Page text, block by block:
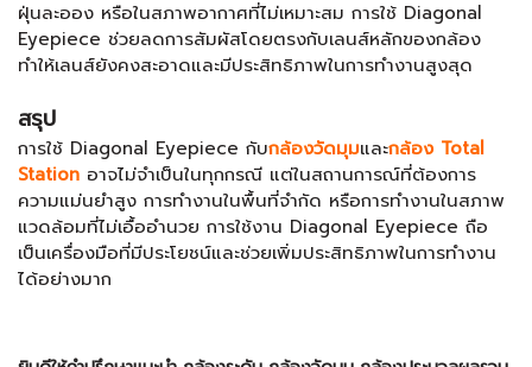
ฝุ่นละออง หรือในสภาพอากาศที่ไม่เหมาะสม การใช้ Diagonal
Eyepiece ช่วยลดการสัมผัสโดยตรงกับเลนส์หลักของกล้อง
ทำให้เลนส์ยังคงสะอาดและมีประสิทธิภาพในการทำงานสูงสุด
สรุป
การใช้ Diagonal Eyepiece กับกล้องวัดมุมและกล้อง Total
Station อาจไม่จำเป็นในทุกกรณี แต่ในสถานการณ์ที่ต้องการ
ความแม่นยำสูง การทำงานในพื้นที่จำกัด หรือการทำงานในสภาพ
แวดล้อมที่ไม่เอื้ออำนวย การใช้งาน Diagonal Eyepiece ถือ
เป็นเครื่องมือที่มีประโยชน์และช่วยเพิ่มประสิทธิภาพในการทำงาน
ได้อย่างมาก